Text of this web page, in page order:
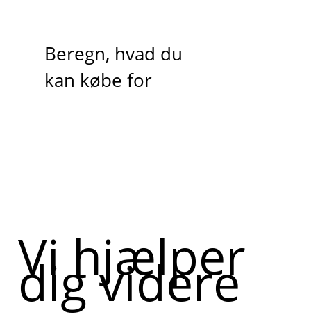
Beregn, hvad du
kan købe for
Vi hjælper
dig videre